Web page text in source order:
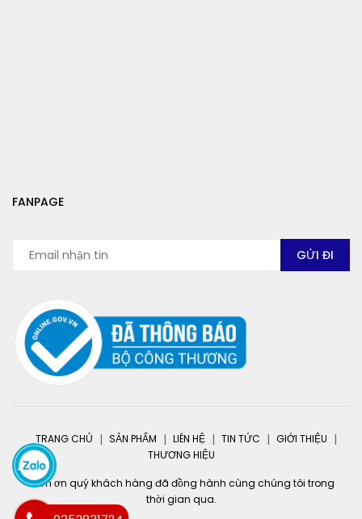
FANPAGE
TRANG CHỦ SẢN PHẨM LIÊN HỆ TIN TỨC
GIỚI THIỆU
THƯƠNG HIỆU
Cảm ơn quý khách hàng đã đồng hành cùng chúng tôi trong
thời gian qua.